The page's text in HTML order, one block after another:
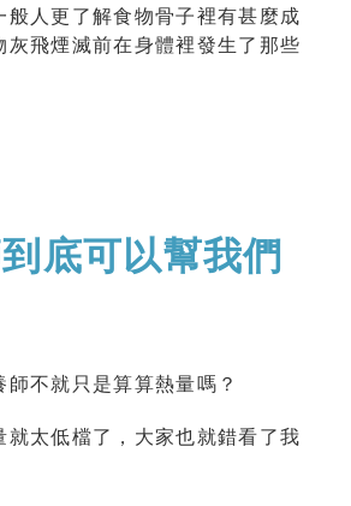
般人更了解食物骨子裡有甚麼成
灰飛煙滅前在身體裡發生了那些
底可以幫我們
師不就只是算算熱量嗎？
就太低檔了，大家也就錯看了我